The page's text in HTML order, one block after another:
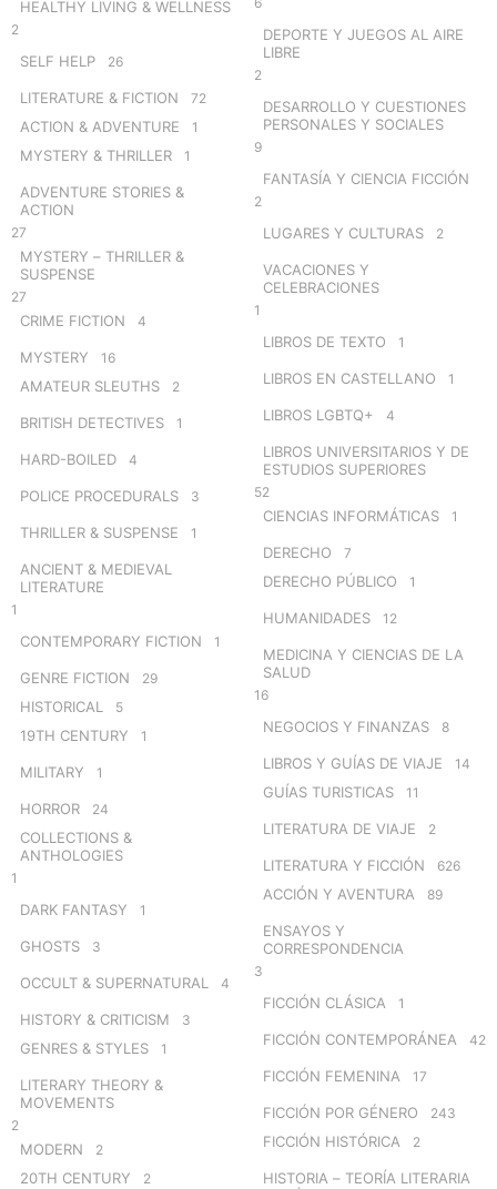
HEALTHY LIVING & WELLNESS
2
SELF HELP 26
LITERATURE & FICTION 72
ACTION & ADVENTURE 1
MYSTERY & THRILLER 1
ADVENTURE STORIES &
ACTION
27
MYSTERY – THRILLER &
SUSPENSE
27
CRIME FICTION 4
MYSTERY 16
AMATEUR SLEUTHS 2
BRITISH DETECTIVES 1
HARD-BOILED 4
POLICE PROCEDURALS 3
THRILLER & SUSPENSE 1
ANCIENT & MEDIEVAL
LITERATURE
1
CONTEMPORARY FICTION 1
GENRE FICTION 29
HISTORICAL 5
19TH CENTURY 1
MILITARY 1
HORROR 24
COLLECTIONS &
ANTHOLOGIES
1
DARK FANTASY 1
GHOSTS 3
OCCULT & SUPERNATURAL 4
HISTORY & CRITICISM 3
GENRES & STYLES 1
LITERARY THEORY &
MOVEMENTS
2
MODERN 2
20TH CENTURY 2
DEPORTE Y JUEGOS AL AIRE
LIBRE
2
DESARROLLO Y CUESTIONES
PERSONALES Y SOCIALES
9
FANTASÍA Y CIENCIA FICCIÓN
2
LUGARES Y CULTURAS 2
VACACIONES Y
CELEBRACIONES
1
LIBROS DE TEXTO 1
LIBROS EN CASTELLANO 1
LIBROS LGBTQ+ 4
LIBROS UNIVERSITARIOS Y DE
ESTUDIOS SUPERIORES
52
CIENCIAS INFORMÁTICAS 1
DERECHO 7
DERECHO PÚBLICO 1
HUMANIDADES 12
MEDICINA Y CIENCIAS DE LA
SALUD
16
NEGOCIOS Y FINANZAS 8
LIBROS Y GUÍAS DE VIAJE 14
GUÍAS TURISTICAS 11
LITERATURA DE VIAJE 2
LITERATURA Y FICCIÓN 626
ACCIÓN Y AVENTURA 89
ENSAYOS Y
CORRESPONDENCIA
3
FICCIÓN CLÁSICA 1
FICCIÓN CONTEMPORÁNEA 42
FICCIÓN FEMENINA 17
FICCIÓN POR GÉNERO 243
FICCIÓN HISTÓRICA 2
HISTORIA – TEORÍA LITERARIA